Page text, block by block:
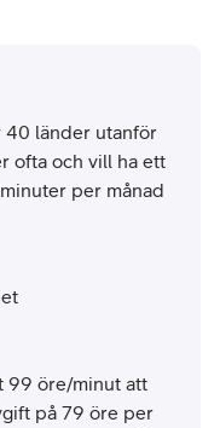
40 länder utanför
ofta och vill ha ett
per månad
99 öre/minut att
på 79 öre per